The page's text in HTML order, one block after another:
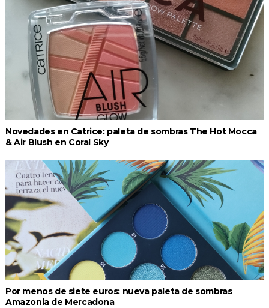
Novedades en Catrice: paleta de sombras The Hot Mocca
& Air Blush en Coral Sky
Por menos de siete euros: nueva paleta de sombras
Amazonia de Mercadona